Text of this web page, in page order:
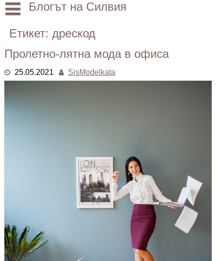
Skip
to
Блогът на Силвия
Етикет: дрескод
Пролетно-лятна мода в офиса
25.05.2021 SisModelkata